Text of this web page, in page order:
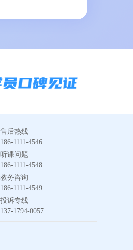
售后热线
186-1111-4546
听课问题
186-1111-4548
教务咨询
186-1111-4549
投诉专线
137-1794-0057